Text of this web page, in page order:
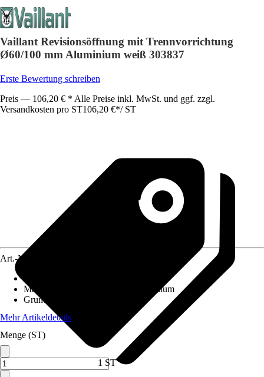
Vaillant Revisionsöffnung mit Trennvorrichtung
Ø60/100 mm Aluminium weiß 303837
Erste Bewertung schreiben
Preis — 106,20 € * Alle Preise inkl. MwSt. und ggf. zzgl.
Versandkosten pro ST106,20 €*/ ST
Art.-Nr.
Material
Polypropylen (PP), Aluminium
Grundfarbe
Mehr Artikeldetails
Menge (ST)
1 ST